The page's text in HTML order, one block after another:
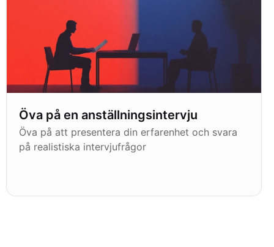
Öva på en anställningsintervju
Öva på att presentera din erfarenhet och svara
på realistiska intervjufrågor